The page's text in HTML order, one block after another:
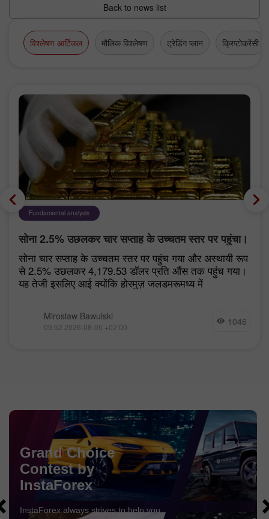
Back to news list
विश्लेषण आर्टिकल मौलिक विश्लेषण ट्रेडिंग प्लान क्रिप्टोकरेंसी
Fundamental analysis
सोना 2.5% उछलकर चार सप्ताह के उच्चतम स्तर पर पहुंचा।
सोना चार सप्ताह के उच्चतम स्तर पर पहुंच गया और अस्थायी रूप
से 2.5% उछलकर 4,179.53 डॉलर प्रति औंस तक पहुंच गया।
यह तेजी इसलिए आई क्योंकि होरमुज़ जलडमरूमध्य में
Miroslaw Bawulski
09:52 2026-08-05 +02:00 1046
Grand Choice
Contest by
InstaForex
InstaForex always strives to help you
चैन्सी डिपॉजिट
$ 3,000 के साथ अपना खाता जमा करें और प्राप्त करें $1000 अधिक!
में अगस्त हम आकर्षित करते हैं
ट्रेडिंग अकाउंट में $ 3,000 जमा करके जीतने का अवसर प्राप्त करें इस शर्त